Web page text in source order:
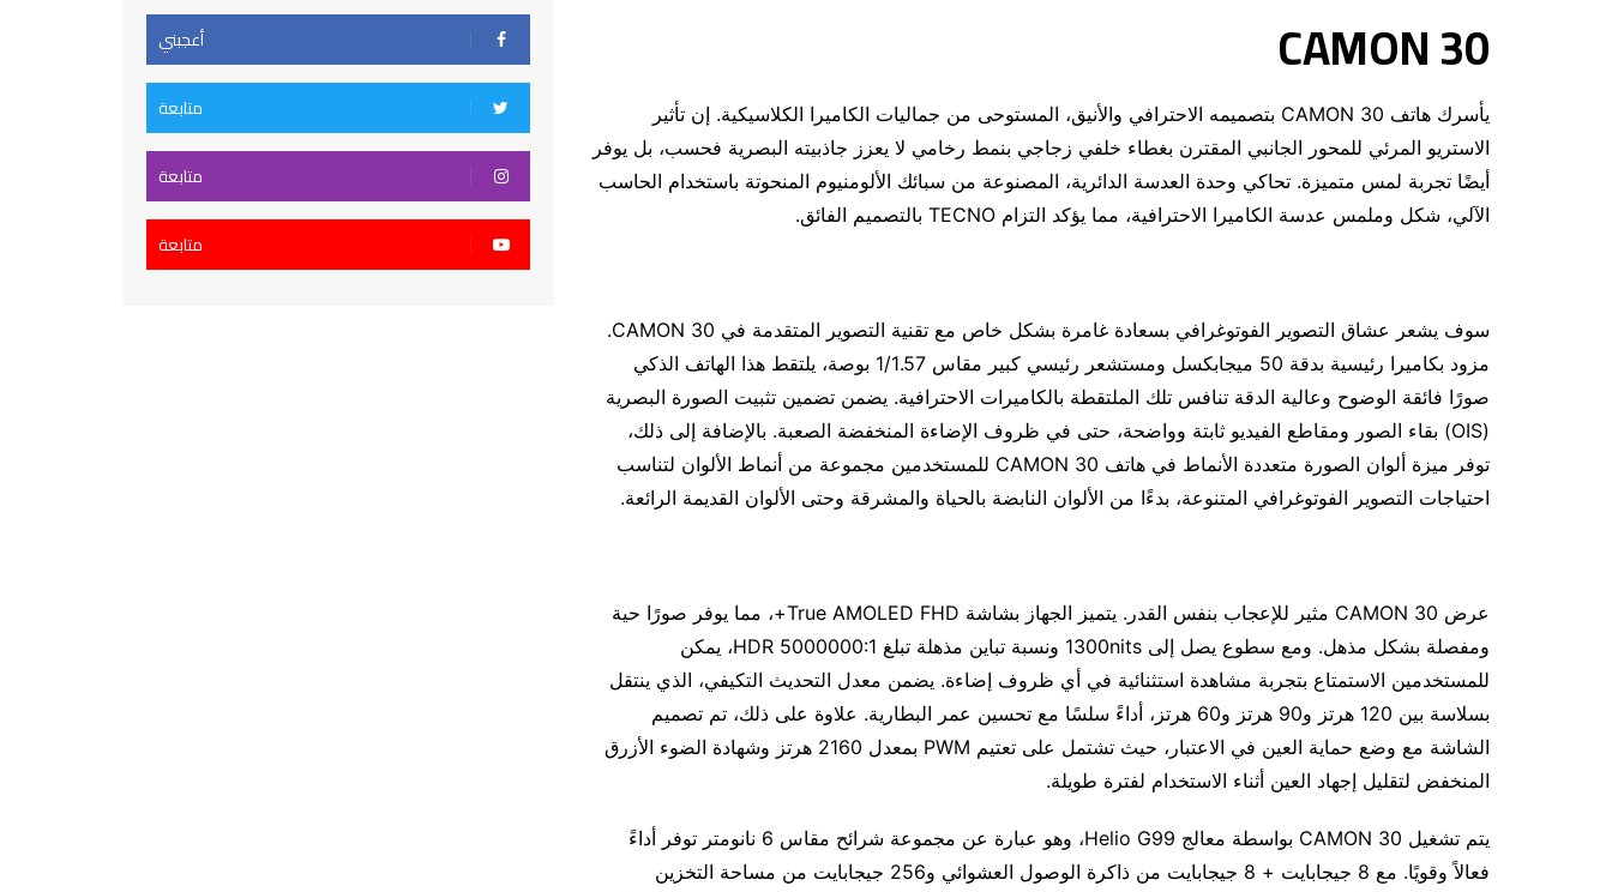
CAMON 30
يأسرك هاتف CAMON 30 بتصميمه الاحترافي والأنيق، المستوحى من جماليات الكاميرا الكلاسيكية. إن تأثير
الاستريو المرئي للمحور الجانبي المقترن بغطاء خلفي زجاجي بنمط رخامي لا يعزز جاذبيته البصرية فحسب، بل يوفر
أيضًا تجربة لمس متميزة. تحاكي وحدة العدسة الدائرية، المصنوعة من سبائك الألومنيوم المنحوتة باستخدام الحاسب
الآلي، شكل وملمس عدسة الكاميرا الاحترافية، مما يؤكد التزام TECNO بالتصميم الفائق.
سوف يشعر عشاق التصوير الفوتوغرافي بسعادة غامرة بشكل خاص مع تقنية التصوير المتقدمة في CAMON 30.
مزود بكاميرا رئيسية بدقة 50 ميجابكسل ومستشعر رئيسي كبير مقاس 1/1.57 بوصة، يلتقط هذا الهاتف الذكي
صورًا فائقة الوضوح وعالية الدقة تنافس تلك الملتقطة بالكاميرات الاحترافية. يضمن تضمين تثبيت الصورة البصرية
(OIS) بقاء الصور ومقاطع الفيديو ثابتة وواضحة، حتى في ظروف الإضاءة المنخفضة الصعبة. بالإضافة إلى ذلك،
توفر ميزة ألوان الصورة متعددة الأنماط في هاتف CAMON 30 للمستخدمين مجموعة من أنماط الألوان لتناسب
احتياجات التصوير الفوتوغرافي المتنوعة، بدءًا من الألوان النابضة بالحياة والمشرقة وحتى الألوان القديمة الرائعة.
عرض CAMON 30 مثير للإعجاب بنفس القدر. يتميز الجهاز بشاشة True AMOLED FHD+، مما يوفر صورًا حية
ومفصلة بشكل مذهل. ومع سطوع يصل إلى 1300nits ونسبة تباين مذهلة تبلغ 5000000:1 HDR، يمكن
للمستخدمين الاستمتاع بتجربة مشاهدة استثنائية في أي ظروف إضاءة. يضمن معدل التحديث التكيفي، الذي ينتقل
بسلاسة بين 120 هرتز و90 هرتز و60 هرتز، أداءً سلسًا مع تحسين عمر البطارية. علاوة على ذلك، تم تصميم
الشاشة مع وضع حماية العين في الاعتبار، حيث تشتمل على تعتيم PWM بمعدل 2160 هرتز وشهادة الضوء الأزرق
المنخفض لتقليل إجهاد العين أثناء الاستخدام لفترة طويلة.
يتم تشغيل CAMON 30 بواسطة معالج Helio G99، وهو عبارة عن مجموعة شرائح مقاس 6 نانومتر توفر أداءً
فعالاً وقويًا. مع 8 جيجابايت + 8 جيجابايت من ذاكرة الوصول العشوائي و256 جيجابايت من مساحة التخزين
أعجبني
متابعة
متابعة
متابعة